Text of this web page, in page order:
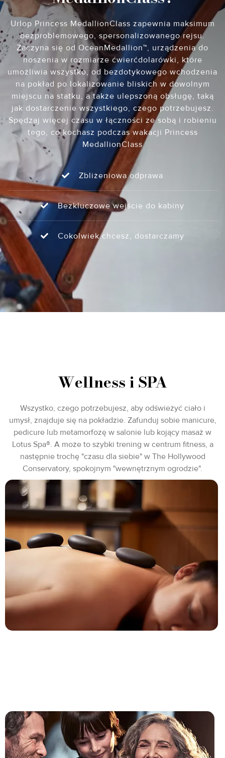
Urlop Princess MedallionClass zapewnia maksimum
bezproblemowego, spersonalizowanego rejsu.
Zaczyna się od OceanMedallion™, urządzenia do
noszenia w rozmiarze ćwierćdolarówki, które
umożliwia wszystko, od bezdotykowego wchodzenia
na pokład po lokalizowanie bliskich w dowolnym
miejscu na statku, a także ulepszoną obsługę, taką
jak dostarczenie wszystkiego, czego potrzebujesz.
Spędzaj więcej czasu w łączności ze sobą i robieniu
tego, co kochasz podczas wakacji Princess
MedallionClass
Zbliżeniowa odprawa
Bezkluczowe wejście do kabiny
Cokolwiek chcesz, dostarczamy
Wellness i SPA
Wszystko, czego potrzebujesz, aby odświeżyć ciało i
umysł, znajduje się na pokładzie. Zafunduj sobie manicure,
pedicure lub metamorfozę w salonie lub kojący masaż w
Lotus Spa®. A może to szybki trening w centrum fitness, a
następnie trochę "czasu dla siebie" w The Hollywood
Conservatory, spokojnym "wewnętrznym ogrodzie".